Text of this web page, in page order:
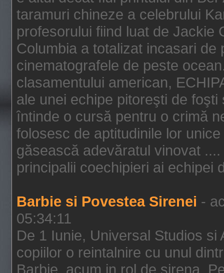
taramuri chineze a celebrului
profesorului fiind luat de Jackie
Columbia a totalizat incasari
cinematografele de peste
clasamentului american,
ale unei echipe pitoreşti de
întinde o cursă pentru o crimă
folosesc de aptitudinile lor
găsească adevăratul vinovat
principalii coechipieri ai echipei
Barbie si Povestea Sirenei -
05:34:11
De 1 Iunie, Universal Studios si
copiilor o reintalnire cu unul
Barbie, acum in rol de sirena.